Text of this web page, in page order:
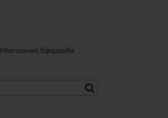
Ηλεκτρονική Εφημερίδα